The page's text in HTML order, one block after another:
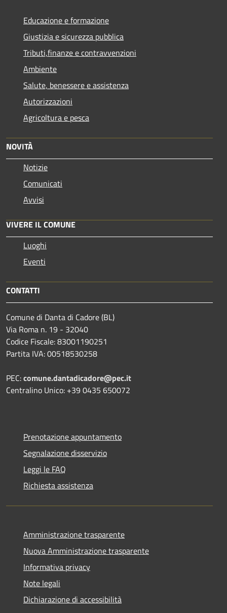
Educazione e formazione
Giustizia e sicurezza pubblica
Tributi,finanze e contravvenzioni
Ambiente
Salute, benessere e assistenza
Autorizzazioni
Agricoltura e pesca
NOVITÀ
Notizie
Comunicati
Avvisi
VIVERE IL COMUNE
Luoghi
Eventi
CONTATTI
Comune di Danta di Cadore (BL)
Via Roma n. 19 - 32040
Codice Fiscale: 83001190251
Partita IVA: 00518530258
PEC:comune.dantadicadore@pec.it
Centralino Unico: +39 0435 650072
Prenotazione appuntamento
Segnalazione disservizio
Leggi le FAQ
Richiesta assistenza
Amministrazione trasparente
Nuova Amministrazione trasparente
Informativa privacy
Note legali
Dichiarazione di accessibilità